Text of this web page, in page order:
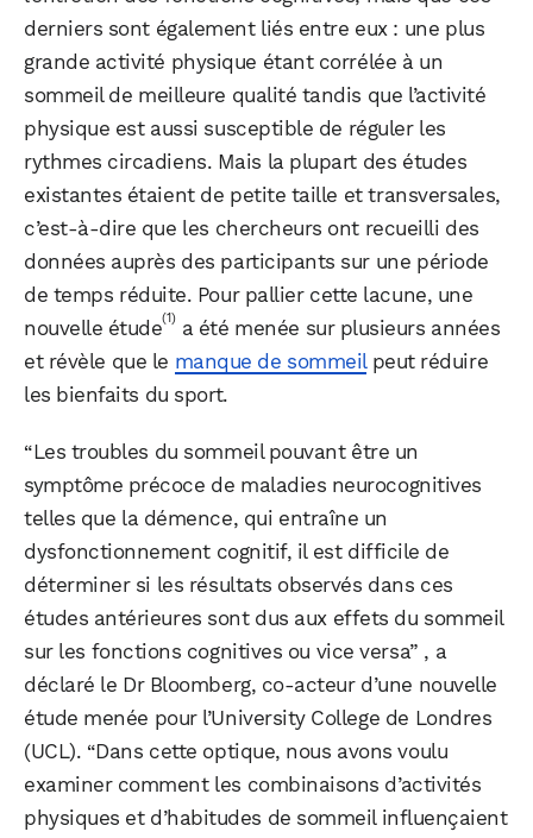
derniers sont également liés entre eux : une plus
grande activité physique étant corrélée à un
sommeil de meilleure qualité tandis que l’activité
physique est aussi susceptible de réguler les
rythmes circadiens. Mais la plupart des études
existantes étaient de petite taille et transversales,
c’est-à-dire que les chercheurs ont recueilli des
données auprès des participants sur une période
de temps réduite. Pour pallier cette lacune, une
nouvelle étude(1) a été menée sur plusieurs années
et révèle que le manque de sommeilpeut réduire
les bienfaits du sport.
“Les troubles du sommeil pouvant être un
symptôme précoce de maladies neurocognitives
telles que la démence, qui entraîne un
dysfonctionnement cognitif, il est difficile de
déterminer si les résultats observés dans ces
études antérieures sont dus aux effets du sommeil
sur les fonctions cognitives ou vice versa” , a
déclaré le Dr Bloomberg, co-acteur d’une nouvelle
étude menée pour l’University College de Londres
(UCL). “Dans cette optique, nous avons voulu
examiner comment les combinaisons d’activités
physiques et d’habitudes de sommeil influençaient